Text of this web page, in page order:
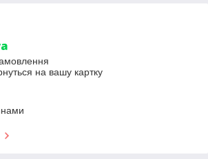
на вашу картку